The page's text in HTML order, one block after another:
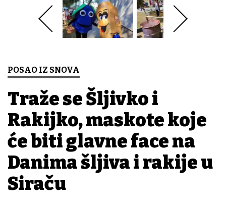
POSAO IZ SNOVA
Traže se Šljivko i
Rakijko, maskote koje
će biti glavne face na
Danima šljiva i rakije u
Siraču